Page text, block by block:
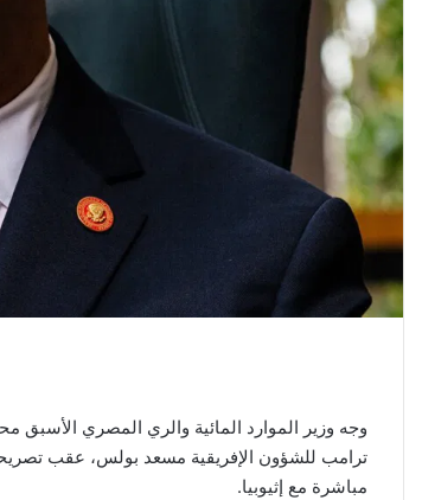
وجه وزير الموارد المائية والري المصري الأسبق
ترامب للشؤون الإفريقية مسعد بولس، عقب
مباشرة مع إثيوبيا.